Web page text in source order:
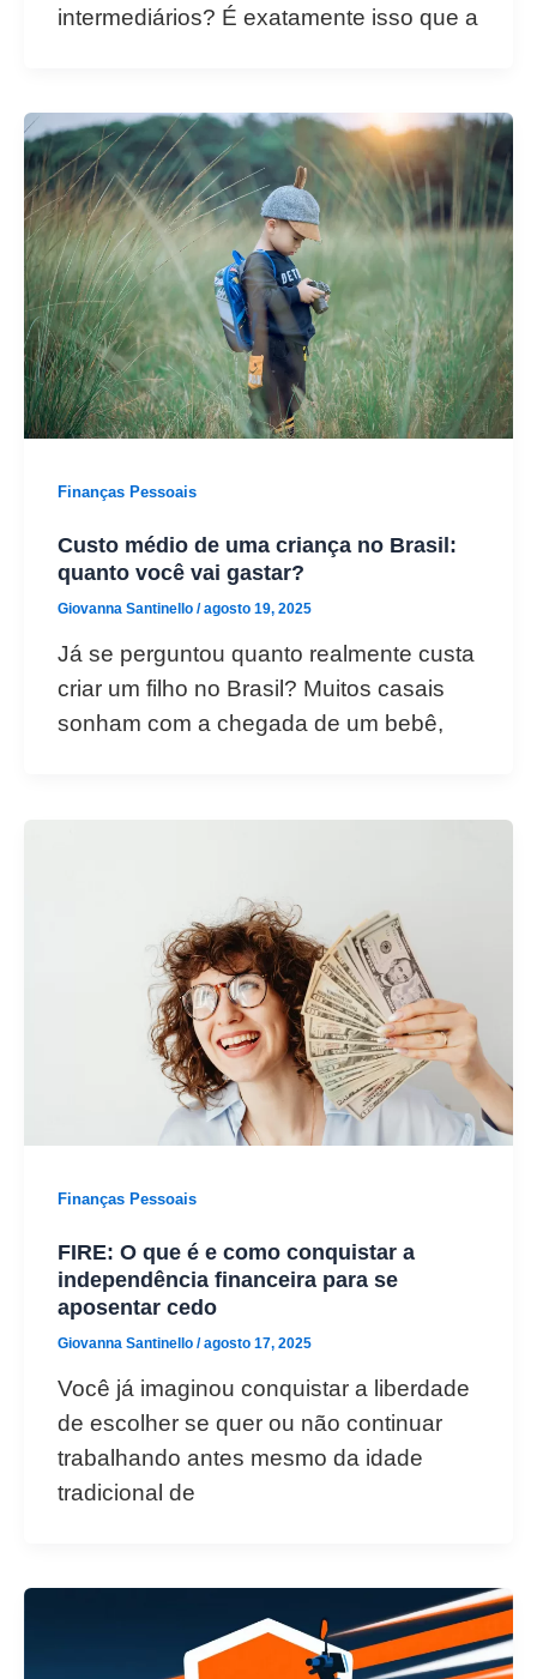
intermediários? É exatamente isso que a
Finanças Pessoais
Custo médio de uma criança no Brasil:
quanto você vai gastar?
Giovanna Santinello /agosto 19, 2025
Já se perguntou quanto realmente custa
criar um filho no Brasil? Muitos casais
sonham com a chegada de um bebê,
Finanças Pessoais
FIRE: O que é e como conquistar a
independência financeira para se
aposentar cedo
Giovanna Santinello /agosto 17, 2025
Você já imaginou conquistar a liberdade
de escolher se quer ou não continuar
trabalhando antes mesmo da idade
tradicional de